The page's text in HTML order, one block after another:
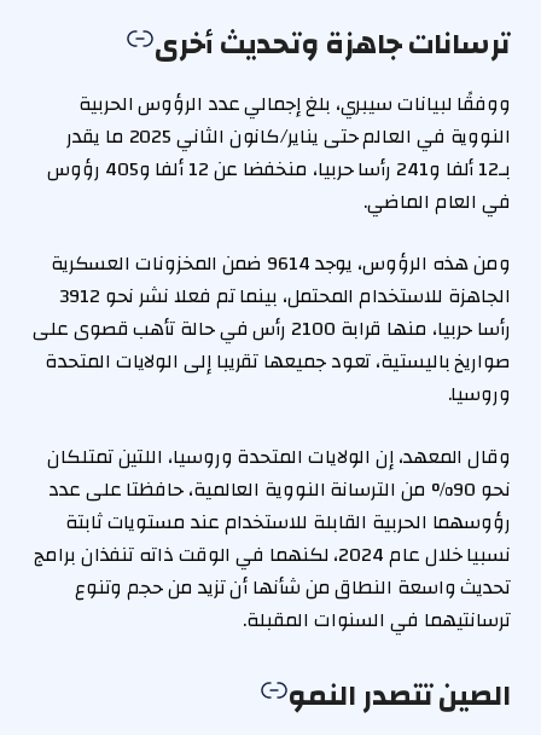
ترسانات جاهزة وتحديث أخرى
ووفقًا لبيانات سيبري، بلغ إجمالي عدد الرؤوس الحربية
النووية في العالم حتى يناير/كانون الثاني 2025 ما يقدر
بـ12 ألفا و241 رأسا حربيا، منخفضا عن 12 ألفا و405 رؤوس
في العام الماضي.
ومن هذه الرؤوس، يوجد 9614 ضمن المخزونات العسكرية
الجاهزة للاستخدام المحتمل، بينما تم فعلا نشر نحو 3912
رأسا حربيا، منها قرابة 2100 رأس في حالة تأهب قصوى على
صواريخ باليستية، تعود جميعها تقريبا إلى الولايات المتحدة
وروسيا.
وقال المعهد، إن الولايات المتحدة وروسيا، اللتين تمتلكان
نحو 90% من الترسانة النووية العالمية، حافظتا على عدد
رؤوسهما الحربية القابلة للاستخدام عند مستويات ثابتة
نسبيا خلال عام 2024، لكنهما في الوقت ذاته تنفذان برامج
تحديث واسعة النطاق من شأنها أن تزيد من حجم وتنوع
ترسانتيهما في السنوات المقبلة.
الصين تتصدر النمو